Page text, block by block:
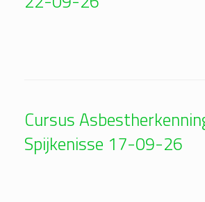
Cursus
Spijkenisse 17-09-26